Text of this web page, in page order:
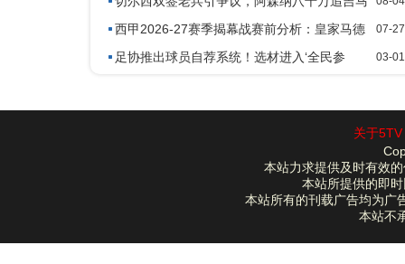
良斯进体检
西甲2026-27赛季揭幕战赛前分析：皇家马德
里 vs 皇家社会
07-27
足协推出球员自荐系统！选材进入‘全民参
03-01
关于5TV
本站力求提供及时有效
本站所提供的即
本站所有的刊载广告均为广
本站不